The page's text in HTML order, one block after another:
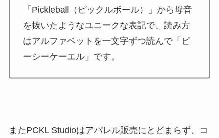
「Pickleball（ピックルボール）」から母音
を抜いたようなユニークな表記で、読み方
はアルファベットを一文字ずつ読んで「ピ
ーシーケーエル」です。
またPCKL Studioはアパレル販売にとどまらず、コ